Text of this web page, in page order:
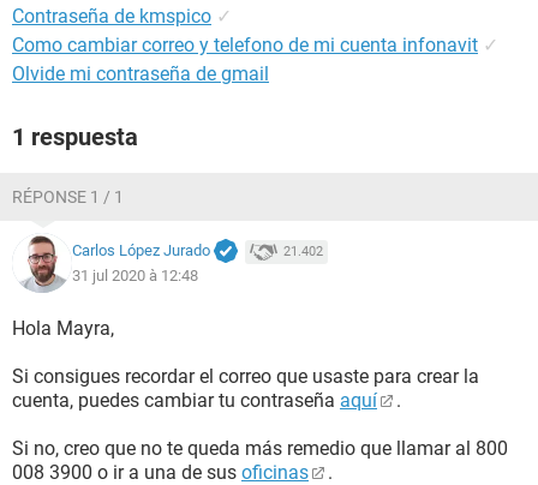
Contraseña de kmspico ✓
Como cambiar correo y telefono de mi cuenta infonavit ✓
Olvide mi contraseña de gmail
1 respuesta
RÉPONSE 1 / 1
Carlos López Jurado 21.402
31 jul 2020 à 12:48
Hola Mayra,
Si consigues recordar el correo que usaste para crear la
cuenta, puedes cambiar tu contraseña aquí .
Si no, creo que no te queda más remedio que llamar al 800
008 3900 o ir a una de sus oficinas .